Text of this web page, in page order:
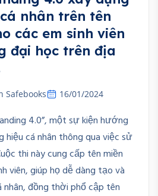
nhân trên tên
các em sinh viên
đại học trên địa
Safebooks 16/01/2024
4.0”, một sự kiện hướng
cá nhân thông qua việc sử
thi này cung cấp tên miền
viên, giúp họ dễ dàng tạo và
đồng thời phổ cập tên